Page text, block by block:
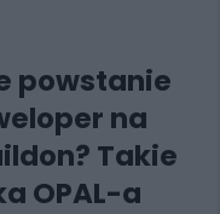
powstanie
na
Takie
OPAL-a